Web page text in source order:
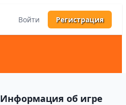
Войти Регистрация
Информация об игре